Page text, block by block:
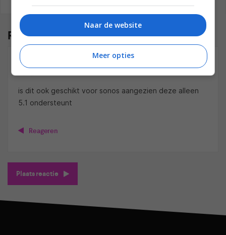
REAGEREN REACTIES (1)
Reacties(1)
is dit ook geschikt voor sonos aangezien deze alleen
5.1 ondersteunt
Reageren
Plaats reactie
Naar de website
Meer opties